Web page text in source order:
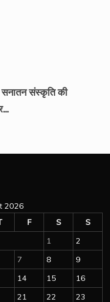
सनातन संस्कृति की
2026
F S
S
1
2
7 8
9
14 15
16
21 22
23